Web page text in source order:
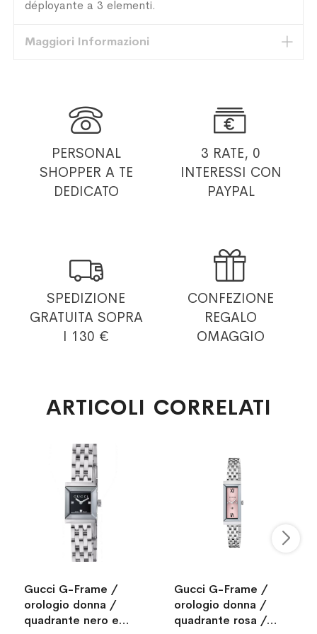
déployante a 3 elementi.
Maggiori Informazioni

PERSONAL
SHOPPER A TE
DEDICATO

3 RATE, 0
INTERESSI CON
PAYPAL

SPEDIZIONE
GRATUITA SOPRA
I 130 €

CONFEZIONE
REGALO
OMAGGIO
ARTICOLI CORRELATI
Gucci G-Frame /
orologio donna /
quadrante nero e
Gucci G-Frame /
orologio donna /
quadrante rosa /